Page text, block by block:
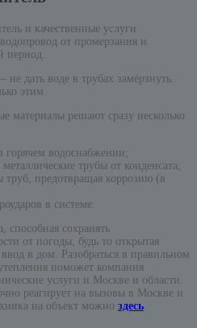
и качественные услуги
от промерзания и
период.
дать воде в трубах замёрзнуть.
этим.
материалы решают сразу несколько
горячем водоснабжении;
трубы от конденсата;
труб, предотвращая коррозию (в
в системе.
способная сохранять
от погоды, будь то открытая
в дом. Разобраться в правильном
поможет компания
услуги и Москве и области.
реагирует на вызовы в Москве и
на объект можно здесь.